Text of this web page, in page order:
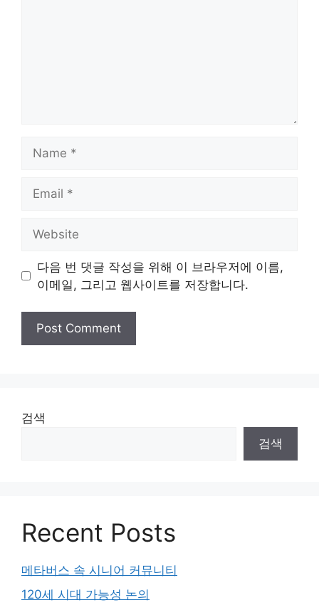
다음 번 댓글 작성을 위해 이 브라우저에 이름,
이메일, 그리고 웹사이트를 저장합니다.
검색
검색
Recent Posts
메타버스 속 시니어 커뮤니티
120세 시대 가능성 논의